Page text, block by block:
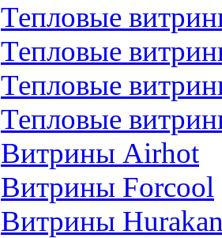
Тепловые
Тепловые
Тепловые
Тепловые
Витрины Airhot
Витрины Forcool
Витрины